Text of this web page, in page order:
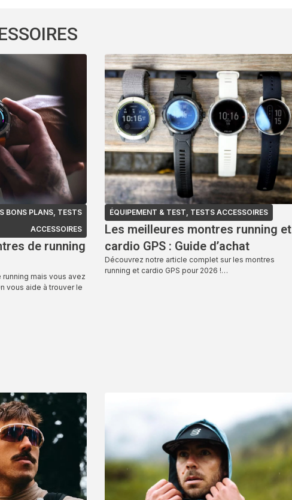
BONS PLANS, TESTS
ACCESSOIRES
de running
mais vous avez
vous aide à trouver le
ÉQUIPEMENT & TEST, TESTS ACCESSOIRES
Les meilleures montres running et
cardio GPS : Guide d’achat
Découvrez notre article complet sur les montres
running et cardio GPS pour 2026 !…